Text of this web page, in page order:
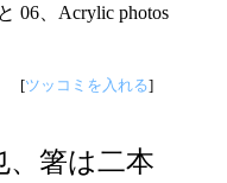
06、Acrylic photos
[ツッコミを入れる]
、箸は二本